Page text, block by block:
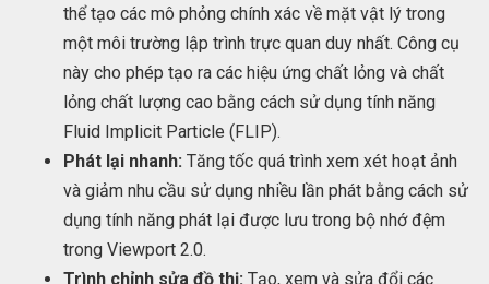
thể tạo các mô phỏng chính xác về mặt vật lý trong
một môi trường lập trình trực quan duy nhất. Công cụ
này cho phép tạo ra các hiệu ứng chất lỏng và chất
lỏng chất lượng cao bằng cách sử dụng tính năng
Fluid Implicit Particle (FLIP).
Phát lại nhanh: Tăng tốc quá trình xem xét hoạt ảnh
và giảm nhu cầu sử dụng nhiều lần phát bằng cách sử
dụng tính năng phát lại được lưu trong bộ nhớ đệm
trong Viewport 2.0.
Trình chỉnh sửa đồ thị: Tạo, xem và sửa đổi các